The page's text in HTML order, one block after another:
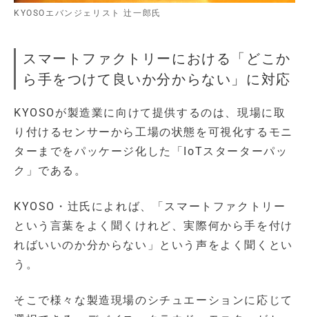
KYOSOエバンジェリスト 辻一郎氏
スマートファクトリーにおける「どこか
ら手をつけて良いか分からない」に対応
KYOSOが製造業に向けて提供するのは、現場に取
り付けるセンサーから工場の状態を可視化するモニ
ターまでをパッケージ化した「IoTスターターパッ
ク」である。
KYOSO・辻氏によれば、「スマートファクトリー
という言葉をよく聞くけれど、実際何から手を付け
ればいいのか分からない」という声をよく聞くとい
う。
そこで様々な製造現場のシチュエーションに応じて